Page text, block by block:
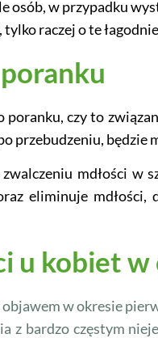
osób, w przypadku
raczej o te
poranku, czy to
przebudzeniu,
mdłości w
eliminuje mdłości,
u kobiet w
w okresie
z bardzo częstym